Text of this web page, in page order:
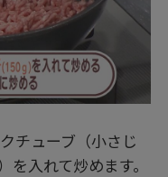
チューブ（小さじ
入れて炒めます。